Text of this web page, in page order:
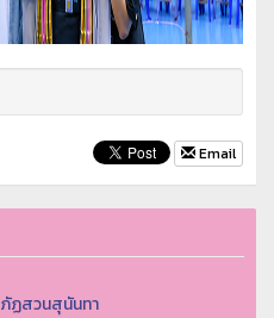
Email
ฏสวนสุนันทา